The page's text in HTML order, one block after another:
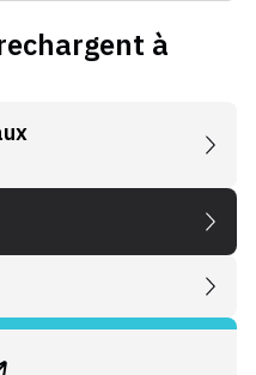
à